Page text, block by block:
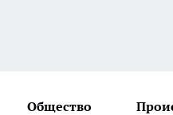
Общество